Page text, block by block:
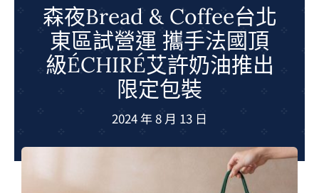
生活美學
室內設計
購屋指南
森夜Bread & Coffee台北
東區試營運 攜手法國頂
級ÉCHIRÉ艾許奶油推出
限定包裝
2024 年 8 月 13 日